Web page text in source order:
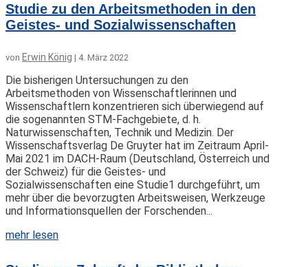
Studie zu den Arbeitsmethoden in den
Geistes- und Sozialwissenschaften
von Erwin König | 4. März 2022
Die bisherigen Untersuchungen zu den
Arbeitsmethoden von Wissenschaftlerinnen und
Wissenschaftlern konzentrieren sich überwiegend auf
die sogenannten STM-Fachgebiete, d. h.
Naturwissenschaften, Technik und Medizin. Der
Wissenschaftsverlag De Gruyter hat im Zeitraum April-
Mai 2021 im DACH-Raum (Deutschland, Österreich und
der Schweiz) für die Geistes- und
Sozialwissenschaften eine Studie1 durchgeführt, um
mehr über die bevorzugten Arbeitsweisen, Werkzeuge
und Informationsquellen der Forschenden...
mehr lesen